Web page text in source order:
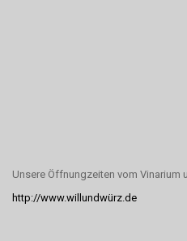
Unsere Öffnungzeiten vom Vinarium
http://www.willundwürz.de